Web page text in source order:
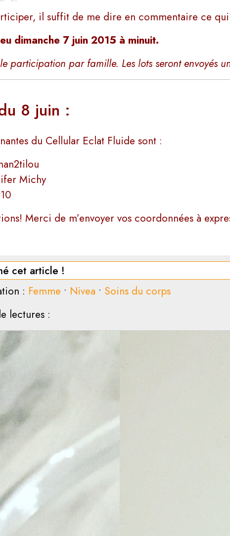
il suffit de me dire en commentaire ce
dimanche 7 juin 2015 à minuit.
participation par famille. Les lots seront envoyés
8 juin :
du Cellular Eclat Fluide sont :
Michy
Merci de m’envoyer vos coordonnées à
cet article !
: Femme • Nivea • Soins du corps
lectures :